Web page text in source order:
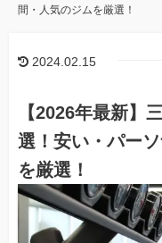
間・人気のジムを厳選！
2024.02.15
【2026年最新】
選！安い・パー
を厳選！